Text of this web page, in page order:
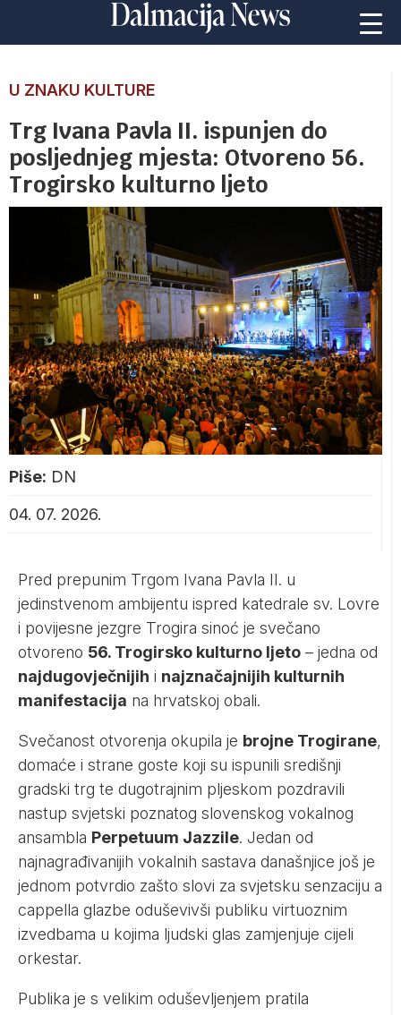
U ZNAKU KULTURE
Trg Ivana Pavla II. ispunjen do
posljednjeg mjesta: Otvoreno 56.
Trogirsko kulturno ljeto
Piše: DN
04. 07. 2026.
Pred prepunim Trgom Ivana Pavla II. u
jedinstvenom ambijentu ispred katedrale sv. Lovre
i povijesne jezgre Trogira sinoć je svečano
otvoreno 56. Trogirsko kulturno ljeto – jedna od
najdugovječnijih i najznačajnijih kulturnih
manifestacija na hrvatskoj obali.
Svečanost otvorenja okupila je brojne Trogirane,
domaće i strane goste koji su ispunili središnji
gradski trg te dugotrajnim pljeskom pozdravili
nastup svjetski poznatog slovenskog vokalnog
ansambla Perpetuum Jazzile. Jedan od
najnagrađivanijih vokalnih sastava današnjice još je
jednom potvrdio zašto slovi za svjetsku senzaciju a
cappella glazbe oduševivši publiku virtuoznim
izvedbama u kojima ljudski glas zamjenjuje cijeli
orkestar.
Publika je s velikim oduševljenjem pratila